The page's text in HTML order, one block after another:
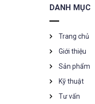
DANH MỤC
Trang chủ
Giới thiệu
Sản phẩm
Kỹ thuật
Tư vấn